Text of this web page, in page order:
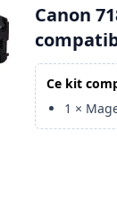
Canon
Ce kit
1 ×